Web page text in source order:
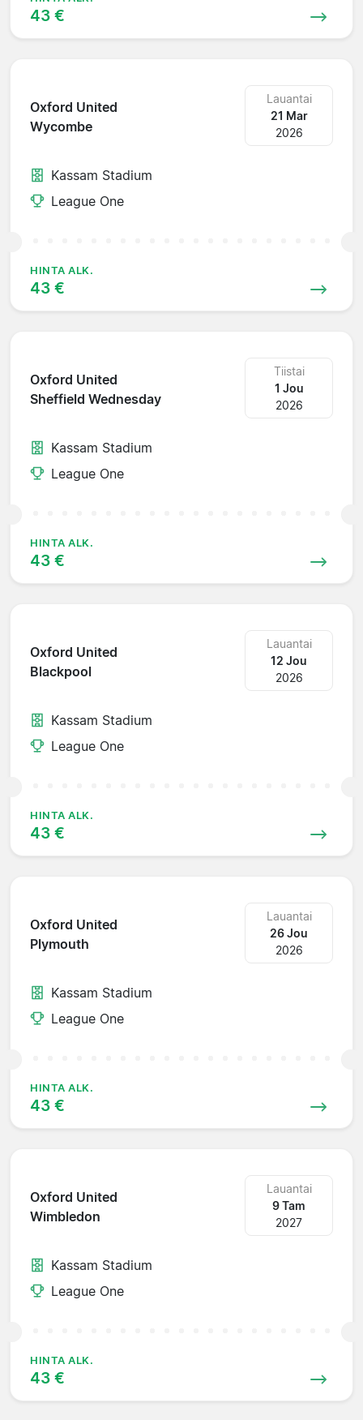
43 €
Oxford United
Wycombe
Lauantai
21 Mar
2026
Kassam Stadium
League One
HINTA ALK.
43 €
Oxford United
Sheffield Wednesday
Tiistai
1 Jou
2026
Kassam Stadium
League One
HINTA ALK.
43 €
Oxford United
Blackpool
Lauantai
12 Jou
2026
Kassam Stadium
League One
HINTA ALK.
43 €
Oxford United
Plymouth
Lauantai
26 Jou
2026
Kassam Stadium
League One
HINTA ALK.
43 €
Oxford United
Wimbledon
Lauantai
9 Tam
2027
Kassam Stadium
League One
HINTA ALK.
43 €